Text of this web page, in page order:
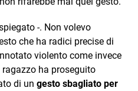
-. Non volevo
che ha radici precise di
violento come invece
ragazzo ha proseguito
di un gesto sbagliato per